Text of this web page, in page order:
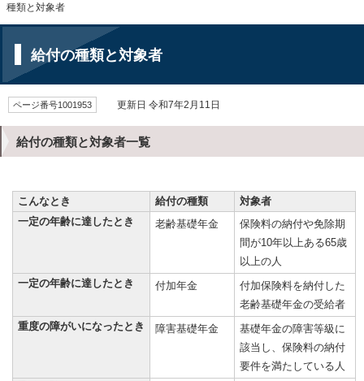
種類と対象者
給付の種類と対象者
ページ番号1001953 更新日 令和7年2月11日
給付の種類と対象者一覧
こんなとき 給付の種類
対象者
一定の年齢に達したとき
老齢基礎年金
保険料の納付や免除期
間が10年以上ある65歳
以上の人
一定の年齢に達したとき
付加年金
付加保険料を納付した
老齢基礎年金の受給者
重度の障がいになったとき
障害基礎年金
基礎年金の障害等級に
該当し、保険料の納付
要件を満たしている人